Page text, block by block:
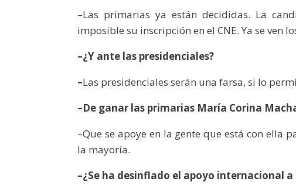
–Las primarias ya están decididas. La
imposible su inscripción en el CNE. Ya se ven
–¿Y ante las presidenciales?
–Las presidenciales serán una farsa, si lo
–De ganar las primarias María Corina
–Que se apoye en la gente que está con ella
la mayoría.
–¿Se ha desinflado el apoyo internacional